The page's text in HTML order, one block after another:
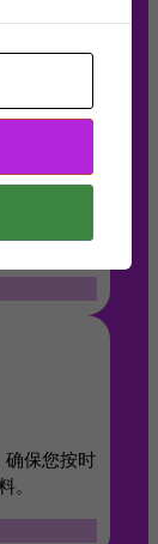
保您可顺
之忧。
确保您按时
。